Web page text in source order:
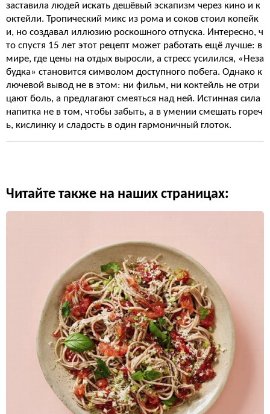
заставила людей искать дешёвый эскапизм через кино и к
октейли. Тропический микс из рома и соков стоил копейк
и, но создавал иллюзию роскошного отпуска. Интересно, ч
то спустя 15 лет этот рецепт может работать ещё лучше: в
мире, где цены на отдых выросли, а стресс усилился, «Неза
будка» становится символом доступного побега. Однако к
лючевой вывод не в этом: ни фильм, ни коктейль не отри
цают боль, а предлагают смеяться над ней. Истинная сила
напитка не в том, чтобы забыть, а в умении смешать гореч
ь, кислинку и сладость в один гармоничный глоток.
Читайте также на наших страницах: